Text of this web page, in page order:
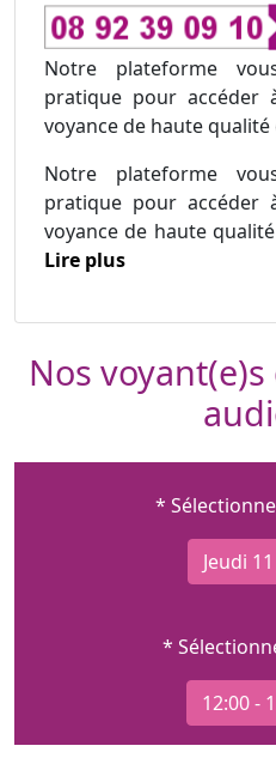
Notre plateforme
pratique pour accéder
voyance de haute
Notre plateforme
pratique pour accéder
voyance de haute
Lire plus
Nos
*
Jeudi
*
12:00 -